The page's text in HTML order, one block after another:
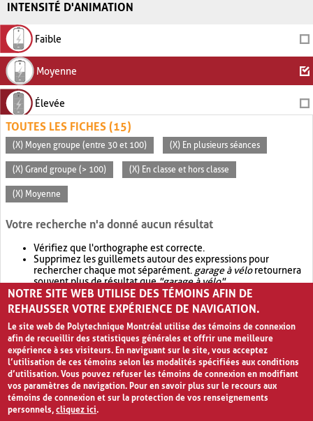
INTENSITÉ D'ANIMATION
Faible
Moyenne
Élevée
TOUTES LES FICHES (15)
(X) Moyen groupe (entre 30 et 100) (X) En plusieurs séances
(X) Grand groupe (> 100) (X) En classe et hors classe
(X) Moyenne
Votre recherche n'a donné aucun résultat
Vérifiez que l'orthographe est correcte.
Supprimez les guillemets autour des expressions pour
rechercher chaque mot séparément. garage à véloretournera
souvent plus de résultat que"garage à vélo".
Envisagez d'élargir votre recherche avec OR.garage OR vélo
retournera souvent plus de résultat quegarage à vélo
NOTRE SITE WEB UTILISE DES TÉMOINS AFIN DE
REHAUSSER VOTRE EXPÉRIENCE DE NAVIGATION.
Le site web de Polytechnique Montréal utilise des témoins de connexion
afin de recueillir des statistiques générales et offrir une meilleure
expérience à ses visiteurs. En naviguant sur le site, vous acceptez
l’utilisation de ces témoins selon les modalités spécifiées aux conditions
d’utilisation. Vous pouvez refuser les témoins de connexion en modifiant
vos paramètres de navigation. Pour en savoir plus sur le recours aux
témoins de connexion et sur la protection de vos renseignements
personnels,cliquez ici.